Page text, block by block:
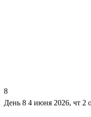
8
День 8 4 июня 2026, чт 2